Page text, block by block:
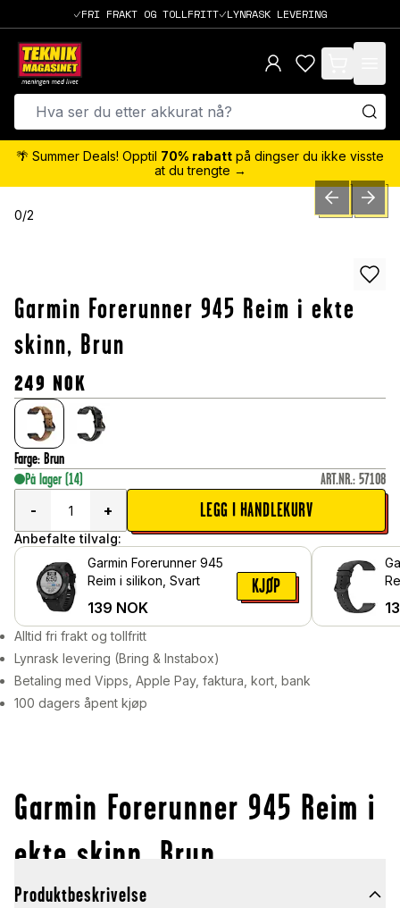
FRI FRAKT OG TOLLFRITT LYNRASK LEVERING
items in cart,
🌴 Summer Deals! Opptil 70% rabatt på dingser du ikke visste
at du trengte →
0/2 PREVIOUSNEXT
Garmin Forerunner 945 Reim i ekte
skinn, Brun
249 NOK
Farge: Brun
På lager (14) ART.NR.: 57108
-
+ LEGG I HANDLEKURV
Anbefalte tilvalg:
Garmin Forerunner 945
Reim i silikon, Svart
139 NOK
KJØP
Alltid fri frakt og tollfritt
Lynrask levering (Bring & Instabox)
Betaling med Vipps, Apple Pay, faktura, kort, bank
100 dagers åpent kjøp
Garmin Forerunner 945 Reim i
ekte skinn, Brun
Produktbeskrivelse